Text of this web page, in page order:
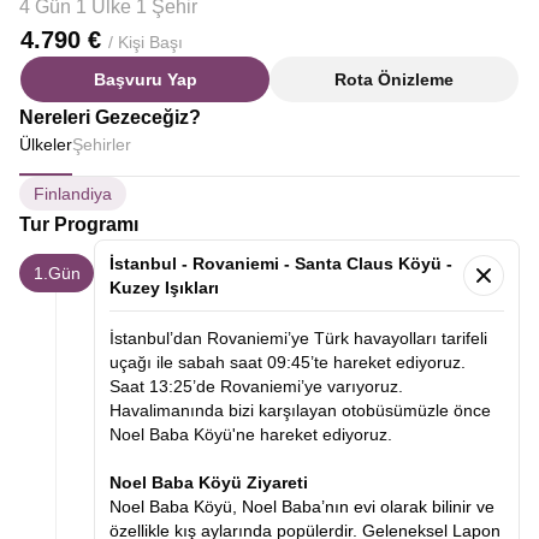
4 Gün 1 Ülke 1 Şehir
4.790 € / Kişi Başı
Başvuru Yap
Rota Önizleme
Nereleri Gezeceğiz?
ÜlkelerŞehirler
Finlandiya
Tur Programı
1.Gün
İstanbul - Rovaniemi - Santa Claus Köyü -
Kuzey Işıkları
İstanbul’dan Rovaniemi’ye Türk havayolları tarifeli
uçağı ile sabah saat 09:45’te hareket ediyoruz.
Saat 13:25’de Rovaniemi’ye varıyoruz.
Havalimanında bizi karşılayan otobüsümüzle önce
Noel Baba Köyü'ne hareket ediyoruz.
Noel Baba Köyü Ziyareti
Noel Baba Köyü, Noel Baba’nın evi olarak bilinir ve
özellikle kış aylarında popülerdir. Geleneksel Lapon